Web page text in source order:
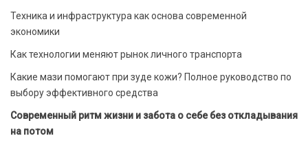
Техника и инфраструктура как основа современной
экономики
Как технологии меняют рынок личного транспорта
Какие мази помогают при зуде кожи? Полное руководство по
выбору эффективного средства
Современный ритм жизни и забота о себе без откладывания
на потом